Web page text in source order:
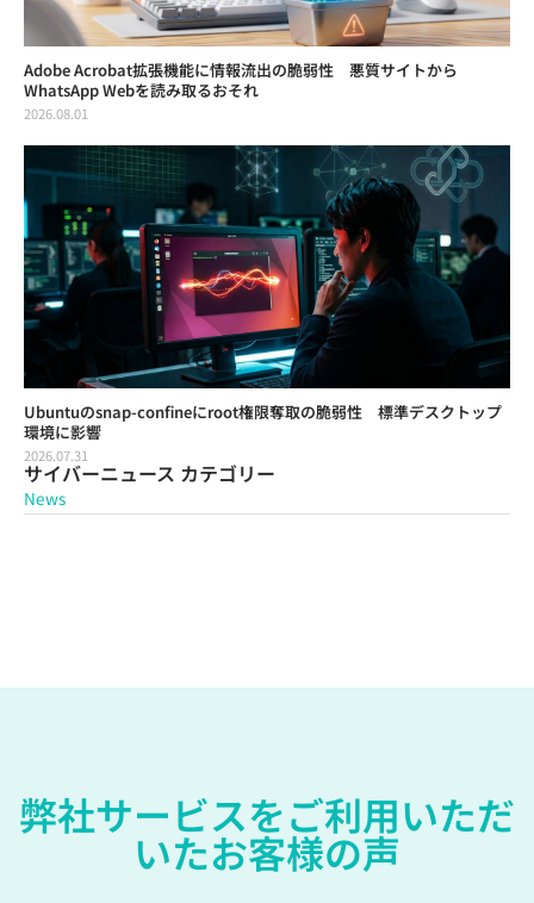
Adobe Acrobat拡張機能に情報流出の脆弱性 悪質サイトから
WhatsApp Webを読み取るおそれ
2026.08.01
Ubuntuのsnap-confineにroot権限奪取の脆弱性 標準デスクトップ
環境に影響
2026.07.31
サイバーニュース カテゴリー
News
弊社サービスをご利用いただ
いたお客様の声